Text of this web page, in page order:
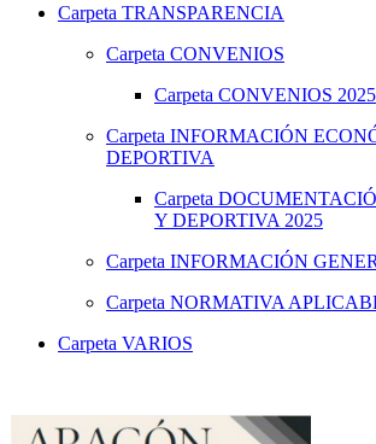
Carpeta TRANSPARENCIA
Carpeta CONVENIOS
Carpeta CONVENIOS 2025
Carpeta INFORMACIÓN
DEPORTIVA
Carpeta
Y DEPORTIVA 2025
Carpeta INFORMACIÓN
Carpeta NORMATIVA
Carpeta VARIOS